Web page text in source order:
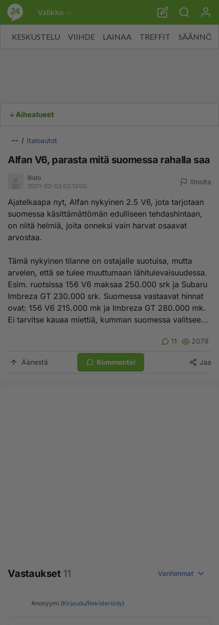
Valikko
KESKUSTELU VIIHDE LAINAA TREFFIT SÄÄNNÖT
Aihealueet
Italoautot
Alfan V6, parasta mitä suomessa rahalla saa
Risto
2001-02-03 02:13:00
Ilmoita
Ajatelkaapa nyt, Alfan nykyinen 2.5 V6, jota tarjotaan
suomessa käsittämättömän edulliseen tehdashintaan,
on niitä helmiä, joita onneksi vain harvat osaavat
arvostaa.
Tämä nykyinen tilanne on ostajalle suotuisa, mutta
arvelen, että se tulee muuttumaan lähitulevaisuudessa.
Esim. ruotsissa 156 V6 maksaa 250.000 srk ja Subaru
Imbreza GT 230.000 srk. Suomessa vastaavat hinnat
ovat: 156 V6 215.000 mk ja Imbreza GT 280.000 mk.
Ei tarvitse kauaa miettiä, kumman suomessa valitsee...
11 2079
Äänestä Kommentoi Jaa
Vastaukset 11 Vanhimmat
Anonyymi (Kirjaudu/Rekisteröidy)